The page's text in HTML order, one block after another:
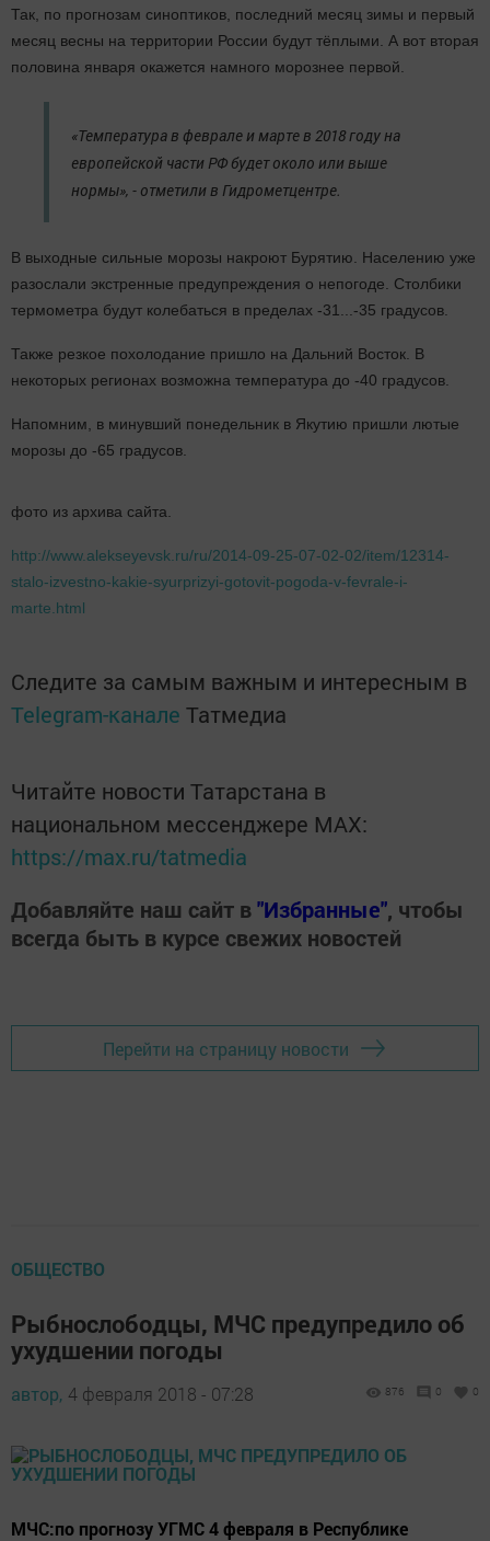
Так, по прогнозам синоптиков, последний месяц зимы и первый
месяц весны на территории России будут тёплыми. А вот вторая
половина января окажется намного морознее первой.
«Температура в феврале и марте в 2018 году на
европейской части РФ будет около или выше
нормы», - отметили в Гидрометцентре.
В выходные сильные морозы накроют Бурятию. Населению уже
разослали экстренные предупреждения о непогоде. Столбики
термометра будут колебаться в пределах -31...-35 градусов.
Также резкое похолодание пришло на Дальний Восток. В
некоторых регионах возможна температура до -40 градусов.
Напомним, в минувший понедельник в Якутию пришли лютые
морозы до -65 градусов.
фото из архива сайта.
http://www.alekseyevsk.ru/ru/2014-09-25-07-02-02/item/12314-
stalo-izvestno-kakie-syurprizyi-gotovit-pogoda-v-fevrale-i-
marte.html
Следите за самым важным и интересным в
Telegram-канале Татмедиа
Читайте новости Татарстана в
национальном мессенджере MАХ:
https://max.ru/tatmedia
Добавляйте наш сайт в"Избранные", чтобы
всегда быть в курсе свежих новостей
Перейти на страницу новости
ОБЩЕСТВО
Рыбнослободцы, МЧС предупредило об
ухудшении погоды
автор, 4 февраля 2018 - 07:28 876 0 0
МЧС:по прогнозу УГМС 4 февраля в Республике